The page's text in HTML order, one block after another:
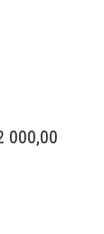
000,00